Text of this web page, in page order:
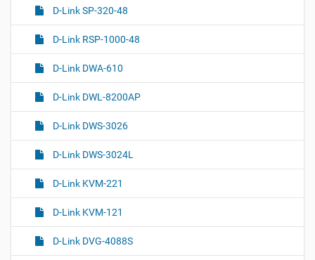
к
м
н
о
г
и
D-Link SP-320-48
D-Link RSP-1000-48
D-Link DWA-610
D-Link DWL-8200AP
D-Link DWS-3026
D-Link DWS-3024L
D-Link KVM-221
D-Link KVM-121
D-Link DVG-4088S